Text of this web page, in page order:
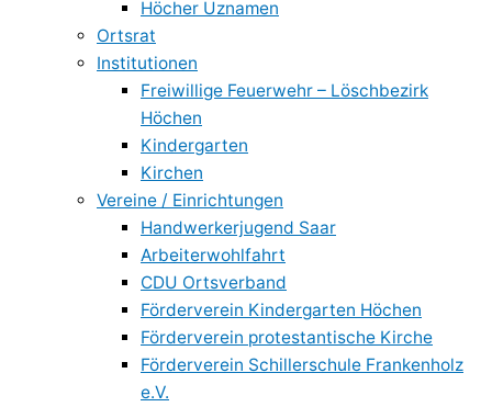
Höcher Uznamen
Ortsrat
Institutionen
Freiwillige Feuerwehr – Löschbezirk
Höchen
Kindergarten
Kirchen
Vereine / Einrichtungen
Handwerkerjugend Saar
Arbeiterwohlfahrt
CDU Ortsverband
Förderverein Kindergarten Höchen
Förderverein protestantische Kirche
Förderverein Schillerschule Frankenholz
e.V.